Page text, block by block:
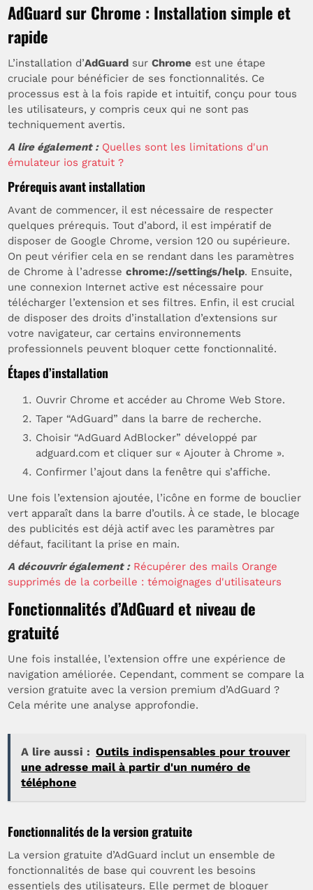
AdGuard sur Chrome : Installation simple et
rapide
L’installation d’AdGuard surChrome est une étape
cruciale pour bénéficier de ses fonctionnalités. Ce
processus est à la fois rapide et intuitif, conçu pour tous
les utilisateurs, y compris ceux qui ne sont pas
techniquement avertis.
A lire également : Quelles sont les limitations d'un
émulateur ios gratuit ?
Prérequis avant installation
Avant de commencer, il est nécessaire de respecter
quelques prérequis. Tout d’abord, il est impératif de
disposer de Google Chrome, version 120 ou supérieure.
On peut vérifier cela en se rendant dans les paramètres
de Chrome à l’adressechrome://settings/help. Ensuite,
une connexion Internet active est nécessaire pour
télécharger l’extension et ses filtres. Enfin, il est crucial
de disposer des droits d’installation d’extensions sur
votre navigateur, car certains environnements
professionnels peuvent bloquer cette fonctionnalité.
Étapes d’installation
Ouvrir Chrome et accéder au Chrome Web Store.
Taper “AdGuard” dans la barre de recherche.
Choisir “AdGuard AdBlocker” développé par
adguard.com et cliquer sur « Ajouter à Chrome ».
Confirmer l’ajout dans la fenêtre qui s’affiche.
Une fois l’extension ajoutée, l’icône en forme de bouclier
vert apparaît dans la barre d’outils. À ce stade, le blocage
des publicités est déjà actif avec les paramètres par
défaut, facilitant la prise en main.
A découvrir également : Récupérer des mails Orange
supprimés de la corbeille : témoignages d'utilisateurs
Fonctionnalités d’AdGuard et niveau de
gratuité
Une fois installée, l’extension offre une expérience de
navigation améliorée. Cependant, comment se compare la
version gratuite avec la version premium d’AdGuard ?
Cela mérite une analyse approfondie.
A lire aussi : Outils indispensables pour trouver
une adresse mail à partir d'un numéro de
téléphone
Fonctionnalités de la version gratuite
La version gratuite d’AdGuard inclut un ensemble de
fonctionnalités de base qui couvrent les besoins
essentiels des utilisateurs. Elle permet de bloquer